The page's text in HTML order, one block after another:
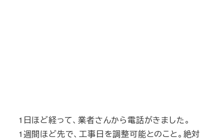
1日ほど経って、業者さんから電話がきました。
1週間ほど先で、工事日を調整可能とのこと。絶対